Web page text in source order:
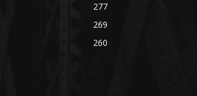
277
269
260